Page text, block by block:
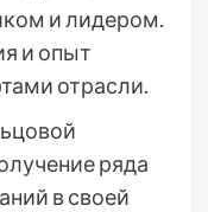
и лидером.
и опыт
отрасли.
ряда
в своей